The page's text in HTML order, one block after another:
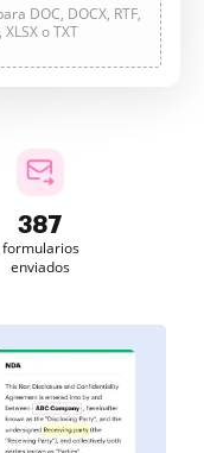
DOC, DOCX, RTF,
XLSX o TXT
387
formularios
enviados